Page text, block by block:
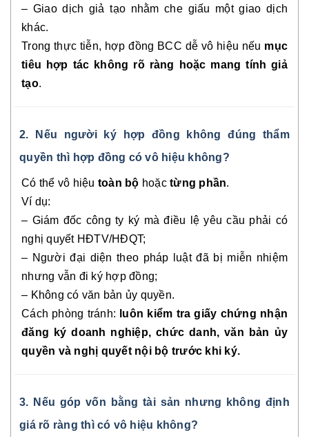
– Giao dịch giả tạo nhằm che giấu một giao dịch
khác.
Trong thực tiễn, hợp đồng BCC dễ vô hiệu nếu mục
tiêu hợp tác không rõ ràng hoặc mang tính giả
tạo.
2. Nếu người ký hợp đồng không đúng thẩm
quyền thì hợp đồng có vô hiệu không?
Có thể vô hiệu toàn bộ hoặc từng phần.
Ví dụ:
– Giám đốc công ty ký mà điều lệ yêu cầu phải có
nghị quyết HĐTV/HĐQT;
– Người đại diện theo pháp luật đã bị miễn nhiệm
nhưng vẫn đi ký hợp đồng;
– Không có văn bản ủy quyền.
Cách phòng tránh:
luôn kiểm tra giấy chứng nhận
đăng ký doanh nghiệp, chức danh, văn bản ủy
quyền và nghị quyết nội bộ trước khi ký.
3. Nếu góp vốn bằng tài sản nhưng không định
giá rõ ràng thì có vô hiệu không?